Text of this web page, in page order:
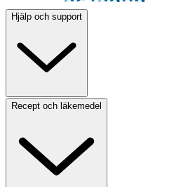
Hjälp och support
Recept och läkemedel